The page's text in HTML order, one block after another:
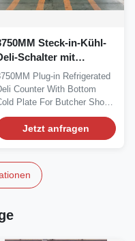
Steck-in-Kühl-
Schalter mit
für den
Plug‑in Refrigerated
Counter With Bottom
Plate For Butcher Shop
Retail Business...
Jetzt anfragen